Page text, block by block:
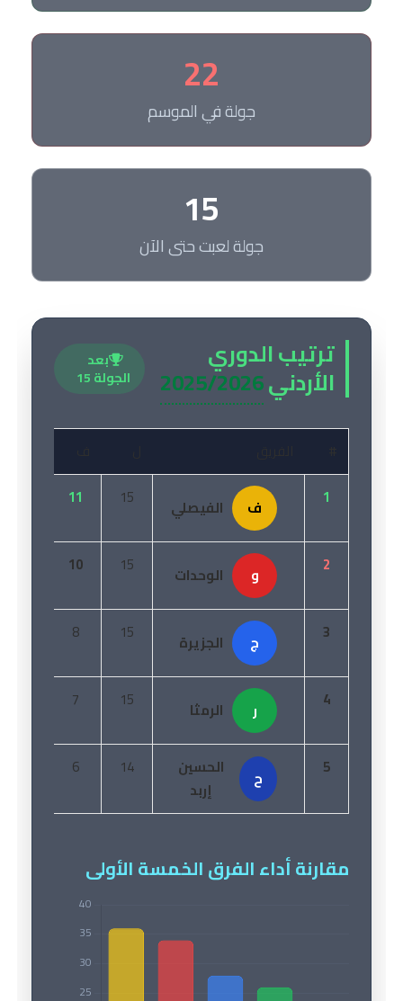
22
جولة في الموسم
15
جولة لعبت حتى الآن
ترتيب الدوري
الأردني2025/2026
بعد
الجولة 15
1
ف الفيصلي 15
11
2 و الوحدات 15
10
3 ج الجزيرة 15
8
4 ر الرمثا 15
7
5 ح
الحسين
إربد
14
6
مقارنة أداء الفرق الخمسة الأولى